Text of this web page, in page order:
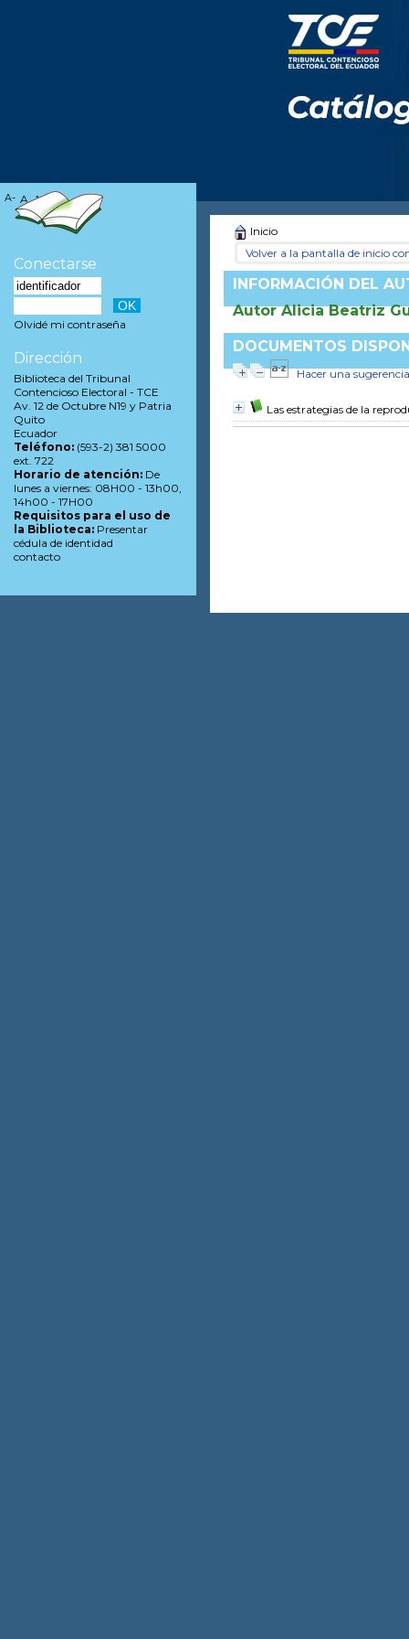
Inicio
Volver a la pantalla de inicio
INFORMACIÓN DEL
Autor Alicia Beatriz
DOCUMENTOS
Hacer una sugerencia
Las estrategias de la
A- A A+
Conectarse
Olvidé mi contraseña
Dirección
Biblioteca del Tribunal
Contencioso Electoral - TCE
Av. 12 de Octubre N19 y Patria
Quito
Ecuador
Teléfono: (593-2) 381 5000
ext. 722
Horario de atención: De
lunes a viernes: 08H00 - 13h00,
14h00 - 17H00
Requisitos para el uso de
la Biblioteca: Presentar
cédula de identidad
contacto